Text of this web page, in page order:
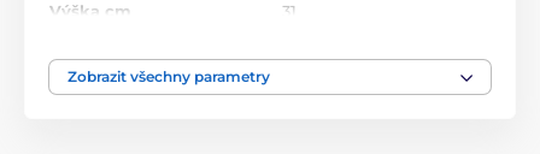
Výška cm 31
Motiv
Zobrazit všechny parametry